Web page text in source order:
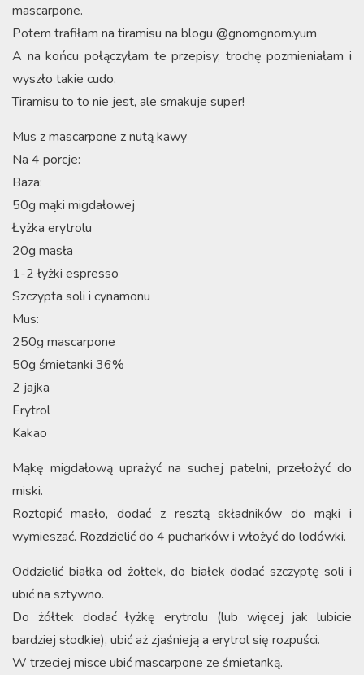
mascarpone.
Potem trafiłam na tiramisu na blogu @gnomgnom.yum
A na końcu połączyłam te przepisy, trochę pozmieniałam i
wyszło takie cudo.
Tiramisu to to nie jest, ale smakuje super!
Mus z mascarpone z nutą kawy
Na 4 porcje:
Baza:
50g mąki migdałowej
Łyżka erytrolu
20g masła
1-2 łyżki espresso
Szczypta soli i cynamonu
Mus:
250g mascarpone
50g śmietanki 36%
2 jajka
Erytrol
Kakao
Mąkę migdałową uprażyć na suchej patelni, przełożyć do
miski.
Roztopić masło, dodać z resztą składników do mąki i
wymieszać. Rozdzielić do 4 pucharków i włożyć do lodówki.
Oddzielić białka od żołtek, do białek dodać szczyptę soli i
ubić na sztywno.
Do żółtek dodać łyżkę erytrolu (lub więcej jak lubicie
bardziej słodkie), ubić aż zjaśnieją a erytrol się rozpuści.
W trzeciej misce ubić mascarpone ze śmietanką.